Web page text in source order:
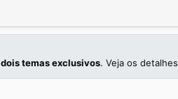
dois temas exclusivos. Veja os detalhes